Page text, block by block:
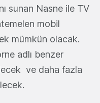
sunan Nasne ile TV
mobil
mümkün olacak.
adlı benzer
ve daha fazla